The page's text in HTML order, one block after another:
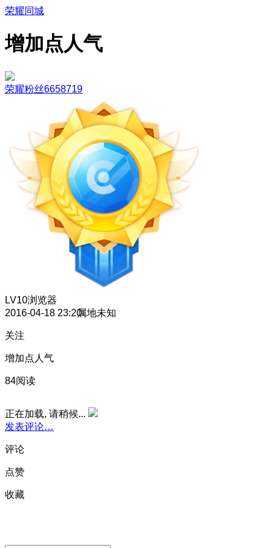
荣耀同城
增加点人气
荣耀粉丝6658719
LV10浏览器
2016-04-18 23:20属地未知
关注
增加点人气
84阅读
正在加载, 请稍候...
发表评论…
评论
点赞
收藏